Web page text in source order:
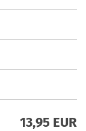
13,95 EUR